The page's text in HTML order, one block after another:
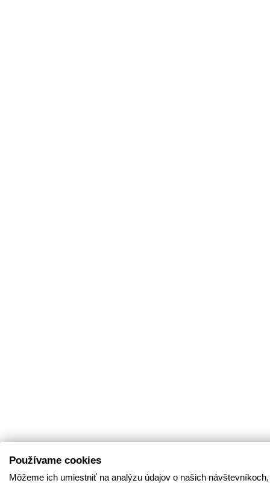
Používame cookies
Môžeme ich umiestniť na analýzu údajov o našich